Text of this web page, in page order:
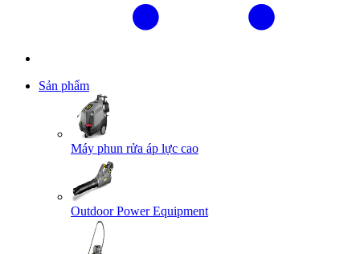
Sản phẩm
Máy phun rửa áp lực cao
Outdoor Power Equipment